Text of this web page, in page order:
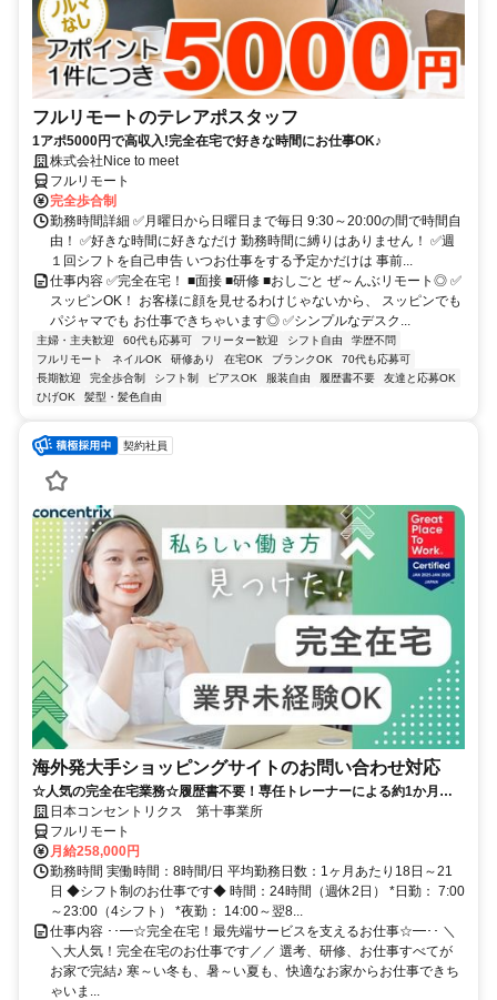
フルリモートのテレアポスタッフ
1アポ5000円で高収入!完全在宅で好きな時間にお仕事OK♪
株式会社Nice to meet
フルリモート
完全歩合制
勤務時間詳細 ✅月曜日から日曜日まで毎日 9:30～20:00の間で時間自
由！ ✅好きな時間に好きなだけ 勤務時間に縛りはありません！ ✅週
１回シフトを自己申告 いつお仕事をする予定かだけは 事前...
仕事内容 ✅完全在宅！ ■面接 ■研修 ■おしごと ぜ～んぶリモート◎ ✅
スッピンOK！ お客様に顔を見せるわけじゃないから、 スッピンでも
パジャマでも お仕事できちゃいます◎ ✅シンプルなデスク...
主婦・主夫歓迎 60代も応募可 フリーター歓迎 シフト自由
学歴不問
フルリモート
ネイルOK 研修あり 在宅OK ブランクOK
70代も応募可
長期歓迎
完全歩合制 シフト制 ピアスOK 服装自由 履歴書不要
友達と応募OK
ひげOK
髪型・髪色自由
契約社員
海外発大手ショッピングサイトのお問い合わせ対応
☆人気の完全在宅業務☆履歴書不要！専任トレーナーによる約1か月の
研修で、業界未経験の方も安心！
日本コンセントリクス 第十事業所
フルリモート
月給258,000円
勤務時間 実働時間：8時間/日 平均勤務日数：1ヶ月あたり18日～21
日 ◆シフト制のお仕事です◆ 時間：24時間（週休2日） *日勤： 7:00
～23:00（4シフト） *夜勤： 14:00～翌8...
仕事内容 ･･━☆完全在宅！最先端サービスを支えるお仕事☆━･･ ＼
＼大人気！完全在宅のお仕事です／／ 選考、研修、お仕事すべてが
お家で完結♪ 寒～い冬も、暑～い夏も、快適なお家からお仕事できち
ゃいま...